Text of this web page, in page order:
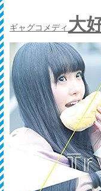
ギャグコメディ 大